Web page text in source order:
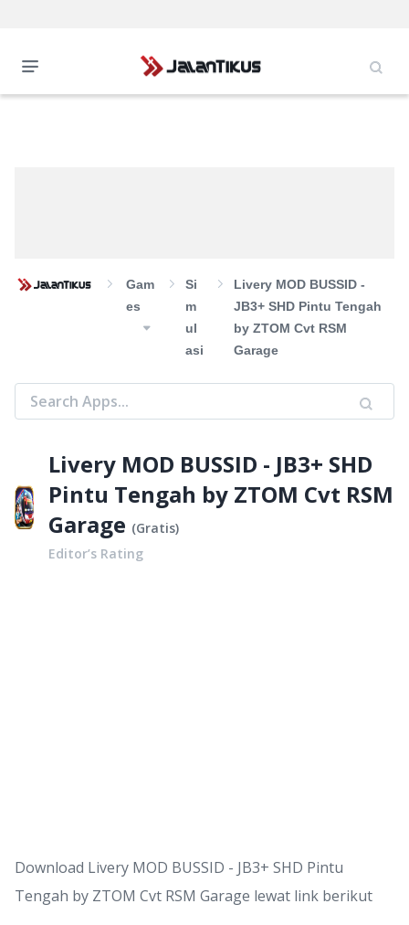
Gam
Es
Si
M
Ul
Asi
Livery MOD BUSSID -
JB3+ SHD Pintu Tengah
by ZTOM Cvt RSM
Garage
Livery MOD BUSSID - JB3+ SHD
Pintu Tengah by ZTOM Cvt RSM
Garage (Gratis)
Editor’s Rating
Download Livery MOD BUSSID - JB3+ SHD Pintu
Tengah by ZTOM Cvt RSM Garage lewat link berikut